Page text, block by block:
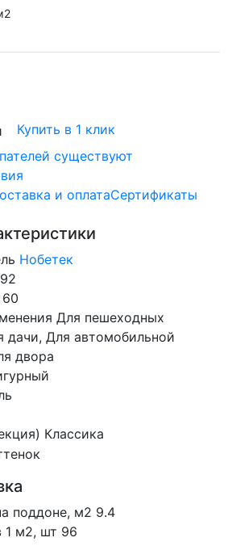
Купить в 1 клик
существуют
и оплатаСертификаты
Нобетек
60
Для пешеходных
дачи, Для автомобильной
двора
Классика
поддоне, м2 9.4
1 м2, шт 96